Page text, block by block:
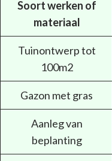
Soort werken of
materiaal
Tuinontwerp tot
100m2
Gazon met gras
Aanleg van
beplanting